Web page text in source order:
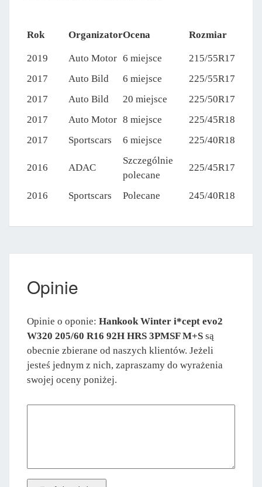
Rok OrganizatorOcena Rozmiar
2019 Auto Motor 6 miejsce
215/55R17
2017
Auto Bild 6 miejsce
225/55R17
2017
Auto Bild 20 miejsce
225/50R17
2017
Auto Motor 8 miejsce
225/45R18
2017
Sportscars 6 miejsce 225/40R18
2016 ADAC
Szczególnie
polecane
225/45R17
2016 Sportscars Polecane 245/40R18
Opinie
Opinie o oponie: Hankook Winter i*cept evo2
W320 205/60 R16 92H HRS 3PMSF M+S są
obecnie zbierane od naszych klientów. Jeżeli
jesteś jednym z nich, zapraszamy do wyrażenia
swojej oceny poniżej.